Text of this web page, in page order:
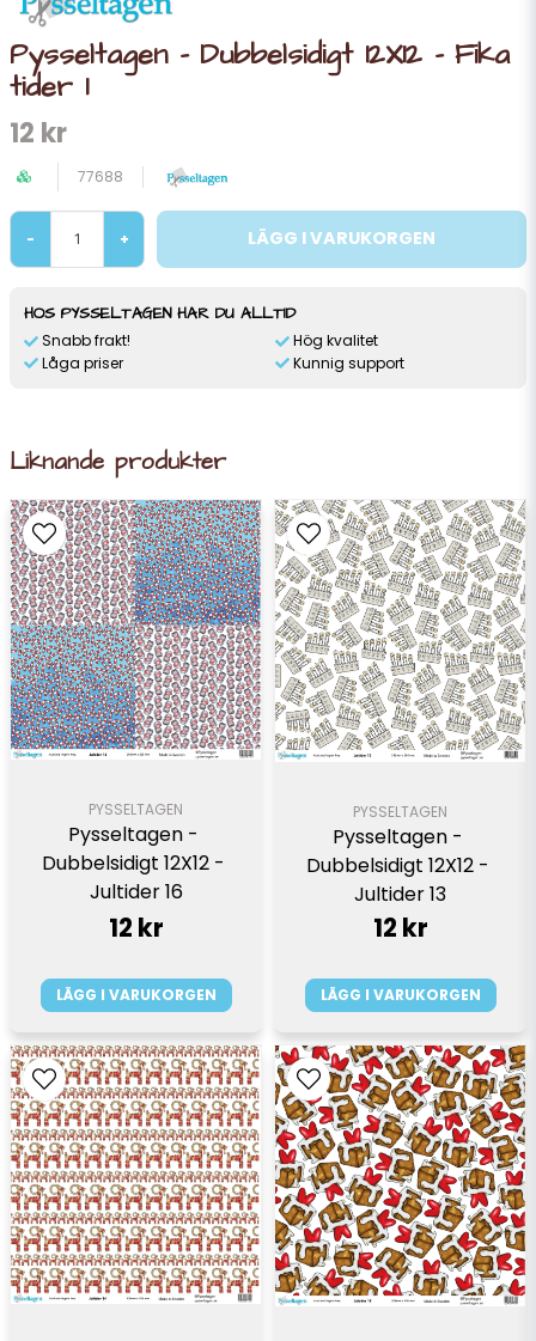
Pysseltagen - Dubbelsidigt 12X12 - Fika
tider 1
12 kr
77688
- + LÄGG I VARUKORGEN
HOS PYSSELTAGEN HAR DU ALLTID
Snabb frakt!
Låga priser
Hög kvalitet
Kunnig support
Liknande produkter
PYSSELTAGEN
Pysseltagen -
Dubbelsidigt 12X12 -
Jultider 16
12 kr
LÄGG I VARUKORGEN
PYSSELTAGEN
Pysseltagen -
Dubbelsidigt 12X12 -
Jultider 13
12 kr
LÄGG I VARUKORGEN